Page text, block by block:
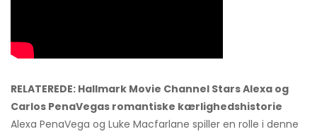
RELATEREDE: Hallmark Movie Channel Stars Alexa og
Carlos PenaVegas romantiske kærlighedshistorie
Alexa PenaVega og Luke Macfarlane spiller en rolle i denne